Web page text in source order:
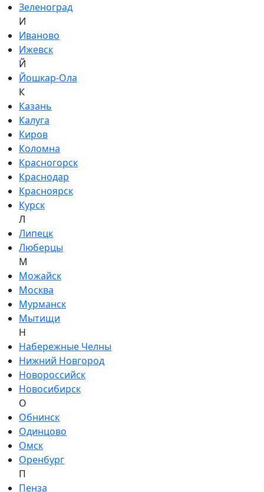
Зеленоград
И
Иваново
Ижевск
Й
Йошкар-Ола
К
Казань
Калуга
Киров
Коломна
Красногорск
Краснодар
Красноярск
Курск
Л
Липецк
Люберцы
М
Можайск
Москва
Мурманск
Мытищи
Н
Набережные Челны
Нижний Новгород
Новороссийск
Новосибирск
О
Обнинск
Одинцово
Омск
Оренбург
П
Пенза